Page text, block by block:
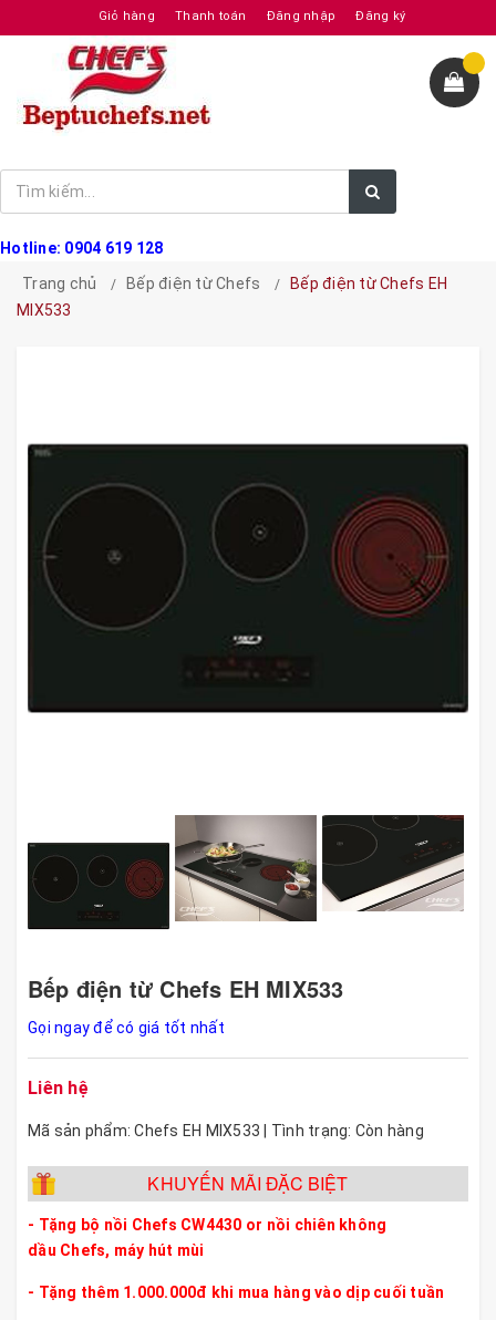
Giỏ hàng Thanh toán Đăng nhập Đăng ký
Hotline: 0904 619 128
Trang chủ
Bếp điện từ Chefs
Bếp điện từ Chefs EH
MIX533
Bếp điện từ Chefs EH MIX533
Gọi ngay để có giá tốt nhất
Liên hệ
Mã sản phẩm: Chefs EH MIX533 | Tình trạng: Còn hàng
KHUYẾN MÃI ĐẶC BIỆT
- Tặng bộ nồi Chefs CW4430 or nồi chiên không
dầu Chefs, máy hút mùi
- Tặng thêm 1.000.000đ khi mua hàng vào dịp cuối tuần